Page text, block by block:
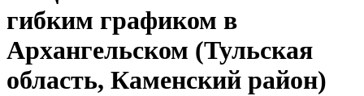
гибким графиком в
Архангельском (Тульская
область, Каменский район)